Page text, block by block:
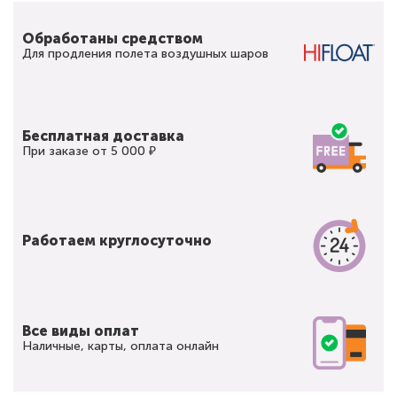
Обработаны средством
Для продления полета воздушных шаров
Бесплатная доставка
При заказе от 5 000 ₽
Работаем круглосуточно
Все виды оплат
Наличные, карты, оплата онлайн